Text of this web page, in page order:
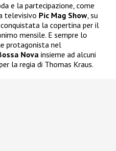
e la partecipazione, come
televisivo Pic Mag Show, su
la copertina per il
mensile. E sempre lo
protagonista nel
Nova insieme ad alcuni
la regia di Thomas Kraus.